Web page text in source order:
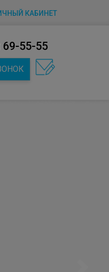
КАБИНЕТ
69-55-55